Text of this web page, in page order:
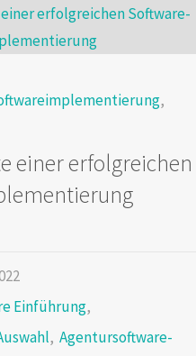
,
einer erfolgreichen
Einführung,
, Agentursoftware-